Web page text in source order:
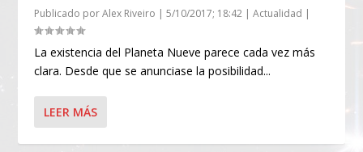
Publicado porAlex Riveiro |5/10/2017; 18:42 |Actualidad |
La existencia del Planeta Nueve parece cada vez más
clara. Desde que se anunciase la posibilidad...
LEER MÁS